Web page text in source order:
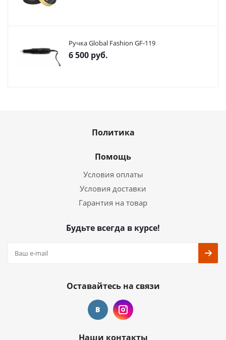
Ручка Global Fashion GF-119
6 500 руб.
Политика
Помощь
Условия оплаты
Условия доставки
Гарантия на товар
Будьте всегда в курсе!
Оставайтесь на связи
Наши контакты